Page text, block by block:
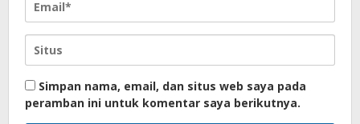
Simpan nama, email, dan situs web saya pada
peramban ini untuk komentar saya berikutnya.